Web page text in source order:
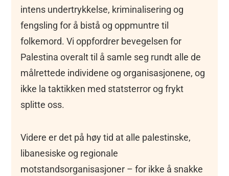
intens undertrykkelse, kriminalisering og
fengsling for å bistå og oppmuntre til
folkemord. Vi oppfordrer bevegelsen for
Palestina overalt til å samle seg rundt alle de
målrettede individene og organisasjonene, og
ikke la taktikken med statsterror og frykt
splitte oss.
Videre er det på høy tid at alle palestinske,
libanesiske og regionale
motstandsorganisasjoner – for ikke å snakke